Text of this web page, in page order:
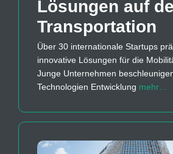
Lösungen auf
Transportation
Über 30 internationale Startups
innovative Lösungen für die
Junge Unternehmen
Technologien Entwicklung mehr…